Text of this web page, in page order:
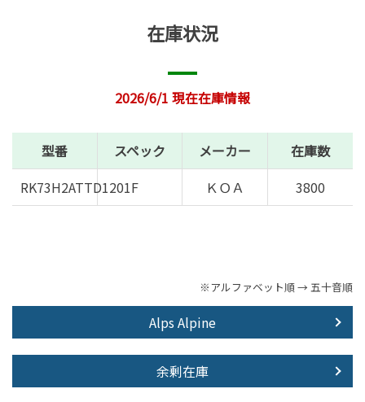
在庫状況
2026/6/1 現在在庫情報
型番 スペック メーカー
在庫数
RK73H2ATTD1201F
ＫＯＡ 3800
※アルファベット順 → 五十音順
Alps Alpine
余剰在庫